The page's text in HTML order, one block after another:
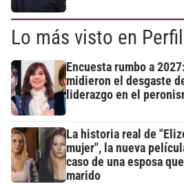
Lo más visto en Perfil
Encuesta rumbo a
midieron el desgaste
liderazgo en el
La historia real de
mujer", la nueva
caso de una esposa
marido